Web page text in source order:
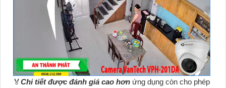
️🏅️Chi tiết được đánh giá cao hơn ứng dụng còn cho phép